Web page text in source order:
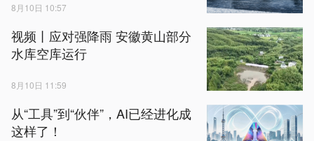
8月10日 10:57
视频丨应对强降雨 安徽黄山部分
水库空库运行
8月10日 11:59
从“工具”到“伙伴”，AI已经进化成
这样了！